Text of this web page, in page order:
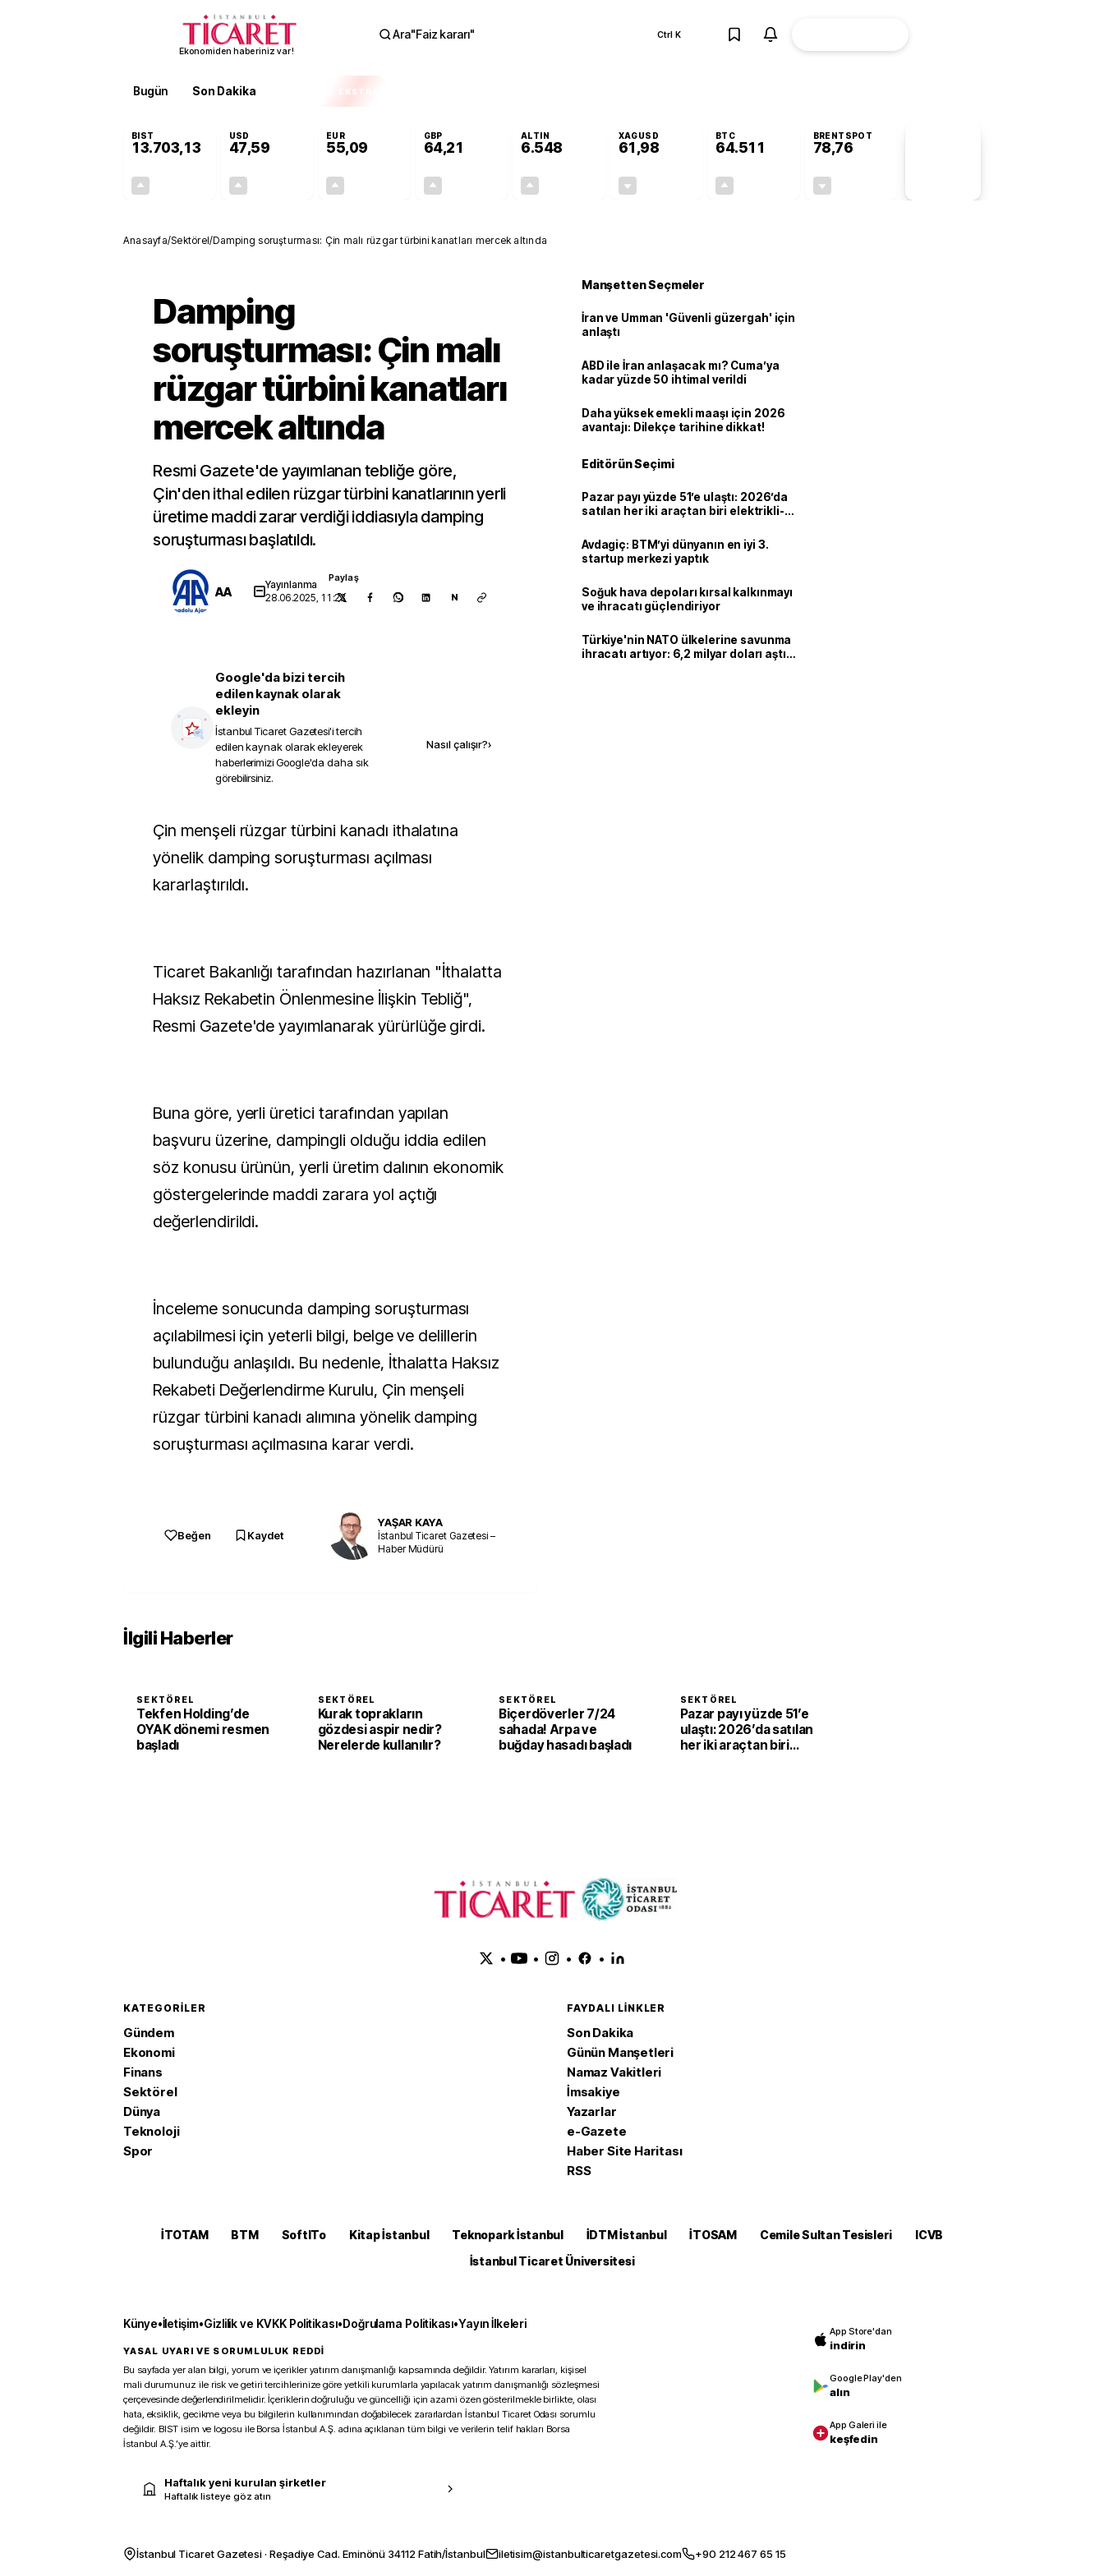
Ekonomiden haberiniz var!
Ara"Faiz kararı" Ctrl K
Bugün Son Dakika EKSTRA
BIST
13.703,13
USD
47,59
EUR
55,09
GBP
64,21
ALTIN
6.548
XAGUSD
61,98
BTC
64.511
BRENTSPOT
78,76
Anasayfa/Sektörel/Damping soruşturması: Çin malı rüzgar türbini kanatları mercek altında
Damping
soruşturması: Çin malı
rüzgar türbini kanatları
mercek altında
Resmi Gazete'de yayımlanan tebliğe göre,
Çin'den ithal edilen rüzgar türbini kanatlarının yerli
üretime maddi zarar verdiği iddiasıyla damping
soruşturması başlatıldı.
AA
Yayınlanma
28.06.2025, 11:23
Paylaş
N
Google'da bizi tercih
edilen kaynak olarak
ekleyin
İstanbul Ticaret Gazetesi'i tercih
edilen kaynak olarak ekleyerek
haberlerimizi Google'da daha sık
görebilirsiniz.
Nasıl çalışır?›
Çin menşeli rüzgar türbini kanadı ithalatına
yönelik damping soruşturması açılması
kararlaştırıldı.
Ticaret Bakanlığı tarafından hazırlanan "İthalatta
Haksız Rekabetin Önlenmesine İlişkin Tebliğ",
Resmi Gazete'de yayımlanarak yürürlüğe girdi.
Buna göre, yerli üretici tarafından yapılan
başvuru üzerine, dampingli olduğu iddia edilen
söz konusu ürünün, yerli üretim dalının ekonomik
göstergelerinde maddi zarara yol açtığı
değerlendirildi.
İnceleme sonucunda damping soruşturması
açılabilmesi için yeterli bilgi, belge ve delillerin
bulunduğu anlaşıldı. Bu nedenle, İthalatta Haksız
Rekabeti Değerlendirme Kurulu, Çin menşeli
rüzgar türbini kanadı alımına yönelik damping
soruşturması açılmasına karar verdi.
Beğen Kaydet
YAŞAR KAYA
İstanbul Ticaret Gazetesi –
Haber Müdürü
Manşetten Seçmeler
İran ve Umman 'Güvenli güzergah' için
anlaştı
ABD ile İran anlaşacak mı? Cuma’ya
kadar yüzde 50 ihtimal verildi
Daha yüksek emekli maaşı için 2026
avantajı: Dilekçe tarihine dikkat!
Editörün Seçimi
Pazar payı yüzde 51’e ulaştı: 2026’da
satılan her iki araçtan biri elektrikli-
Avdagiç: BTM’yi dünyanın en iyi 3.
startup merkezi yaptık
Soğuk hava depoları kırsal kalkınmayı
ve ihracatı güçlendiriyor
Türkiye'nin NATO ülkelerine savunma
ihracatı artıyor: 6,2 milyar doları aştı
İlgili Haberler
SEKTÖREL
Tekfen Holding’de
OYAK dönemi resmen
başladı
SEKTÖREL
Kurak toprakların
gözdesi aspir nedir?
Nerelerde kullanılır?
SEKTÖREL
Biçerdöverler 7/24
sahada! Arpa ve
buğday hasadı başladı
SEKTÖREL
Pazar payı yüzde 51’e
ulaştı: 2026’da satılan
her iki araçtan biri
• • • •
KATEGORILER
Gündem
Ekonomi
Finans
Sektörel
Dünya
Teknoloji
Spor
FAYDALI LINKLER
Son Dakika
Günün Manşetleri
Namaz Vakitleri
İmsakiye
Yazarlar
e-Gazete
Haber Site Haritası
RSS
İTOTAM BTM SoftITo Kitap İstanbul Teknopark İstanbul İDTM İstanbul İTOSAM Cemile Sultan Tesisleri
ICVB
İstanbul Ticaret Üniversitesi
Künye•İletişim•Gizlilik ve KVKK Politikası•Doğrulama Politikası•Yayın İlkeleri
YASAL UYARI VE SORUMLULUK REDDİ
Bu sayfada yer alan bilgi, yorum ve içerikler yatırım danışmanlığı kapsamında değildir. Yatırım kararları, kişisel
mali durumunuz ile risk ve getiri tercihlerinize göre yetkili kurumlarla yapılacak yatırım danışmanlığı sözleşmesi
çerçevesinde değerlendirilmelidir. İçeriklerin doğruluğu ve güncelliği için azami özen gösterilmekle birlikte, olası
hata, eksiklik, gecikme veya bu bilgilerin kullanımından doğabilecek zararlardan İstanbul Ticaret Odası sorumlu
değildir. BIST isim ve logosu ile Borsa İstanbul A.Ş. adına açıklanan tüm bilgi ve verilerin telif hakları Borsa
İstanbul A.Ş.’ye aittir.
Haftalık yeni kurulan şirketler
Haftalık listeye göz atın
App Store'dan
indirin
Google Play'den
alın
App Galeri ile
keşfedin
İstanbul Ticaret Gazetesi · Reşadiye Cad. Eminönü 34112 Fatih/İstanbul iletisim@istanbulticaretgazetesi.com +90 212 467 65 15